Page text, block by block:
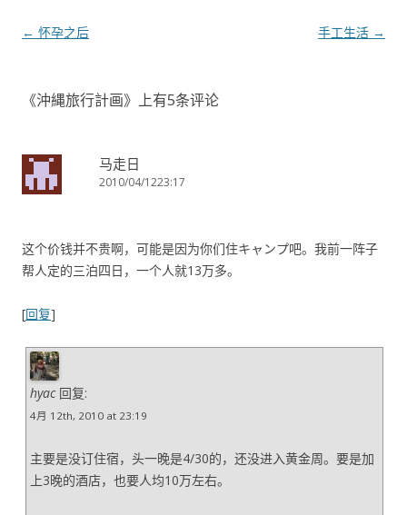
文章导航
← 怀孕之后 手工生活 →
《沖縄旅行計画》上有5条评论
马走日
2010/04/1223:17
这个价钱并不贵啊，可能是因为你们住キャンプ吧。我前一阵子
帮人定的三泊四日，一个人就13万多。
[回复]
hyac回复:
4月 12th, 2010 at 23:19
主要是没订住宿，头一晚是4/30的，还没进入黄金周。要是加
上3晚的酒店，也要人均10万左右。